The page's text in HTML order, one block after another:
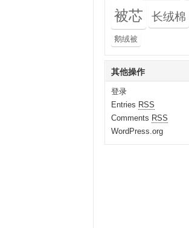
被芯 长绒棉
鹅绒被
其他操作
登录
Entries RSS
Comments RSS
WordPress.org